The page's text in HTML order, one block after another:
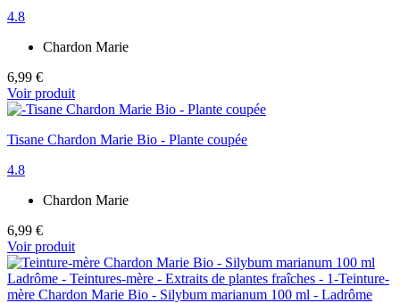
4.8
Chardon Marie
6,99 €
Voir produit
Tisane Chardon Marie Bio - Plante coupée
4.8
Chardon Marie
6,99 €
Voir produit